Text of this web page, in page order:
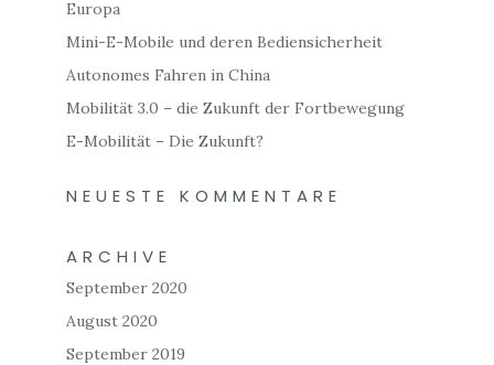
Europa
Mini-E-Mobile und deren Bediensicherheit
Autonomes Fahren in China
Mobilität 3.0 – die Zukunft der Fortbewegung
E-Mobilität – Die Zukunft?
NEUESTE KOMMENTARE
ARCHIVE
September 2020
August 2020
September 2019